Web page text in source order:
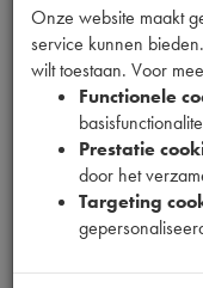
ATF
Fabrikant
Productnummer
1911147
€16,71 (€
Onze website maakt
service kunnen
wilt toestaan. Voor
Functionele
Prestatie
door het
Targeting